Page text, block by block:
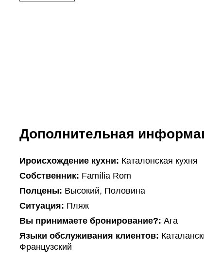
Дополнительная
Ироисхождение кухни: Каталонская кухня
Собственник: Família Rom
Полцены: Высокий, Половина
Ситуация: Пляж
Вы принимаете бронирование?: Ага
Языки обслуживания клиентов:
Французский